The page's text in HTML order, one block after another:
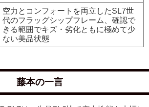
空力とコンフォートを両立したSL7世
代のフラッグシップフレーム、確認で
きる範囲でキズ・劣化ともに極めて少
ない美品状態
藤本の一言